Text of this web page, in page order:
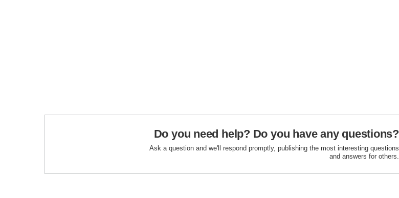
Do you need help? Do you have any questions?
Ask a question and we'll respond promptly, publishing the most interesting questions
and answers for others.